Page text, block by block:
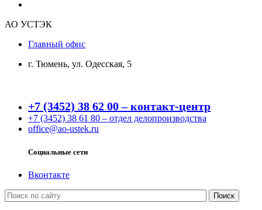
АО УСТЭК
Главный офис
г. Тюмень, ул. Одесская, 5
+7 (3452) 38 62 00 – контакт-центр
+7 (3452) 38 61 80 – отдел делопроизводства
office@ao-ustek.ru
Социальные сети
Вконтакте